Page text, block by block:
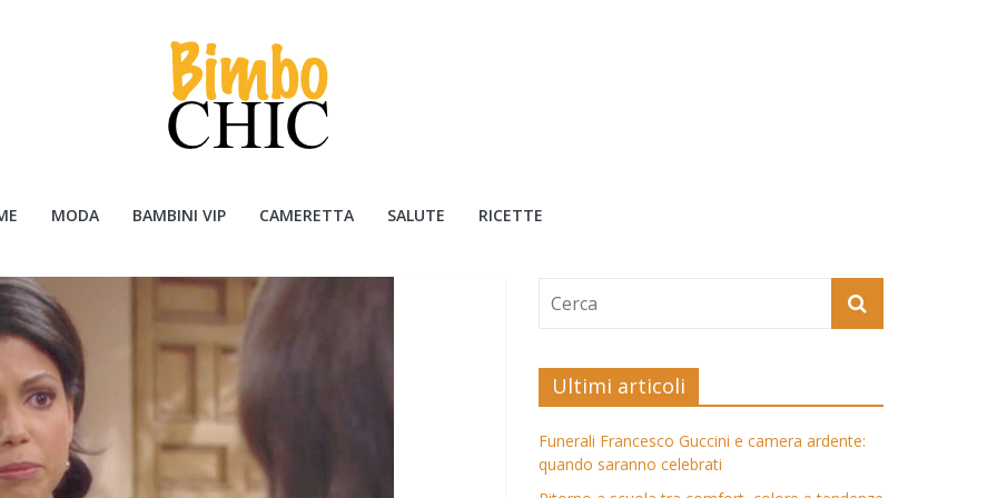
MODA BAMBINI VIP CAMERETTA SALUTE RICETTE
Ultimi articoli
Funerali Francesco Guccini e camera ardente:
quando saranno celebrati